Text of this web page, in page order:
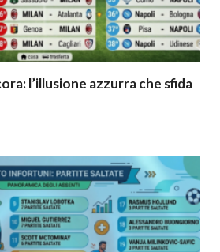
l’illusione azzurra che sfida